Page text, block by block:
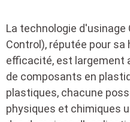
La technologie d'usinage
Control), réputée pour
efficacité, est largement
de composants en
plastiques, chacune
physiques et chimiques